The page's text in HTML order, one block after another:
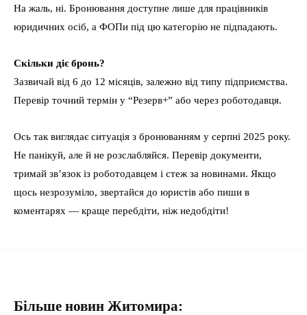
На жаль, ні. Бронювання доступне лише для працівників
юридичних осіб, а ФОПи під цю категорію не підпадають.
Скільки діє бронь?
Зазвичай від 6 до 12 місяців, залежно від типу підприємства.
Перевір точний термін у “Резерв+” або через роботодавця.
Ось так виглядає ситуація з бронюванням у серпні 2025 року.
Не панікуй, але й не розслабляйся. Перевір документи,
тримай зв’язок із роботодавцем і стеж за новинами. Якщо
щось незрозуміло, звертайся до юристів або пиши в
коментарях — краще перебдіти, ніж недобдіти!
Більше новин Житомира: